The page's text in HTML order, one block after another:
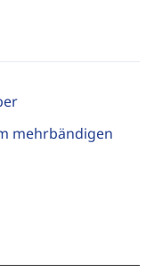
mehrbändigen